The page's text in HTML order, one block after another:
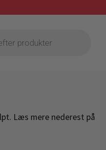
Læs mere nederest på